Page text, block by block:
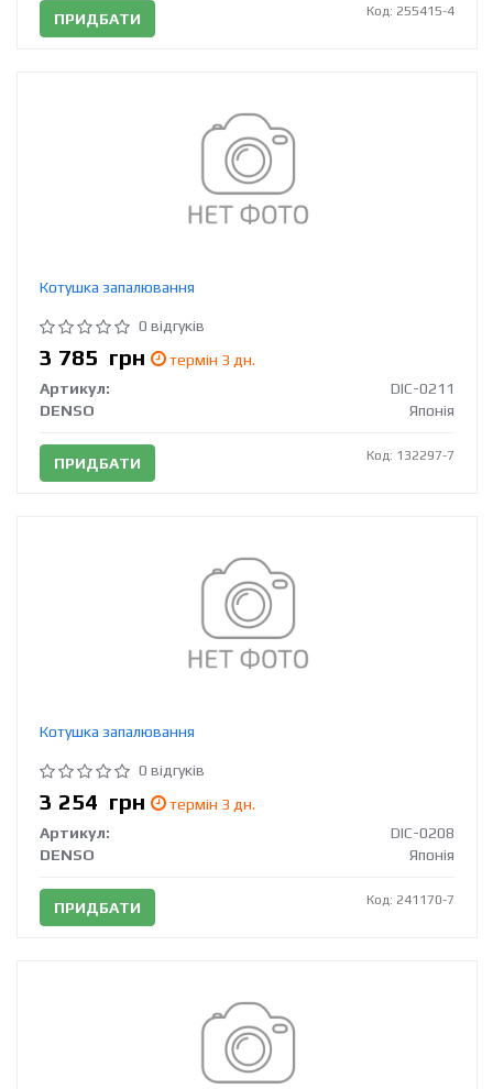
ПРИДБАТИ Код: 255415-4
Котушка запалювання
0 відгуків
3 785 грн
термін 3 дн.
Артикул:
DIC-0211
DENSO
Японія
ПРИДБАТИ Код: 132297-7
Котушка запалювання
0 відгуків
3 254 грн
термін 3 дн.
Артикул:
DIC-0208
DENSO
Японія
ПРИДБАТИ Код: 241170-7